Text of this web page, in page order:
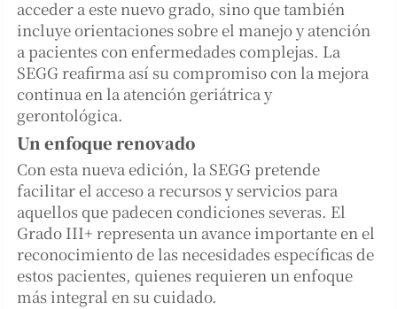
acceder a este nuevo grado, sino que también
incluye orientaciones sobre el manejo y atención
a pacientes con enfermedades complejas. La
SEGG reafirma así su compromiso con la mejora
continua en la atención geriátrica y
gerontológica.
Un enfoque renovado
Con esta nueva edición, la SEGG pretende
facilitar el acceso a recursos y servicios para
aquellos que padecen condiciones severas. El
Grado III+ representa un avance importante en el
reconocimiento de las necesidades específicas de
estos pacientes, quienes requieren un enfoque
más integral en su cuidado.